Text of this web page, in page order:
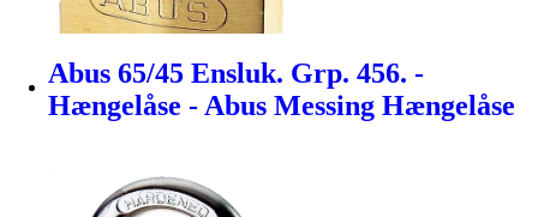
Abus 65/45 Ensluk. Grp. 456. -
Hængelåse - Abus Messing Hængelåse